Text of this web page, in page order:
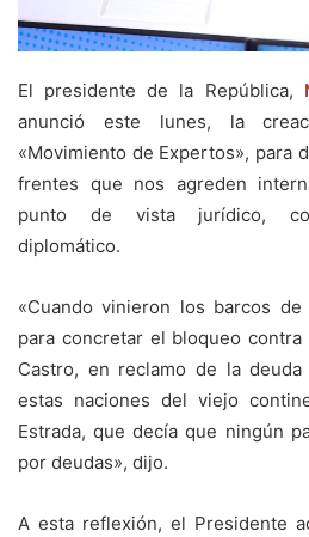
El presidente de la República,
anunció este lunes, la
«Movimiento de Expertos», para
frentes que nos agreden
punto de vista jurídico,
diplomático.
«Cuando vinieron los barcos
para concretar el bloqueo
Castro, en reclamo de la
estas naciones del viejo
Estrada, que decía que ningún
por deudas», dijo.
A esta reflexión, el Presidente